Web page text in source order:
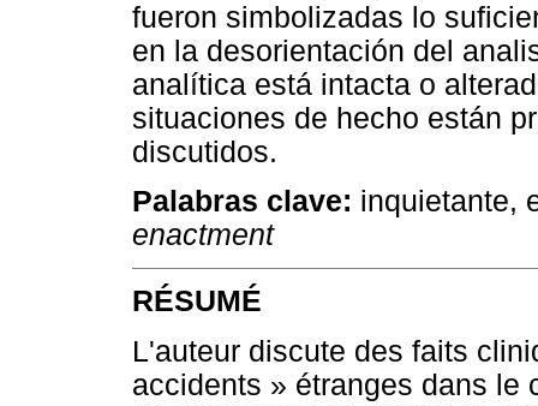
fueron simbolizadas lo
en la desorientación del
analítica está intacta o
situaciones de hecho están
discutidos.
Palabras clave: inquietante,
enactment
RÉSUMÉ
L'auteur discute des faits
accidents » étranges dans le